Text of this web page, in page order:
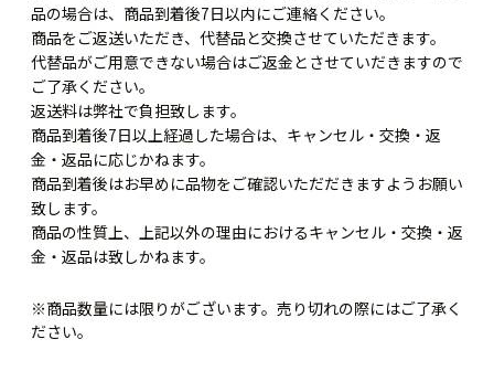
品の場合は、商品到着後7日以内にご連絡ください。
商品をご返送いただき、代替品と交換させていただきます。
代替品がご用意できない場合はご返金とさせていだきますので
ご了承ください。
返送料は弊社で負担致します。
商品到着後7日以上経過した場合は、キャンセル・交換・返
金・返品に応じかねます。
商品到着後はお早めに品物をご確認いただだきますようお願い
致します。
商品の性質上、上記以外の理由におけるキャンセル・交換・返
金・返品は致しかねます。
※商品数量には限りがございます。売り切れの際にはご了承く
ださい。